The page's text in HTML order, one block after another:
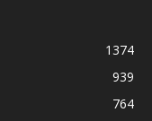
1374
939
764